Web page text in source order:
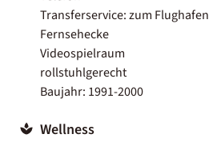
Transferservice: zum Flughafen
Fernsehecke
Videospielraum
rollstuhlgerecht
Baujahr: 1991-2000
Wellness